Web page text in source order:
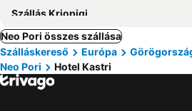
Szállás Kriopigi
Neo Pori összes szállása
Szálláskereső
Európa
Neo Pori
Hotel Kastri